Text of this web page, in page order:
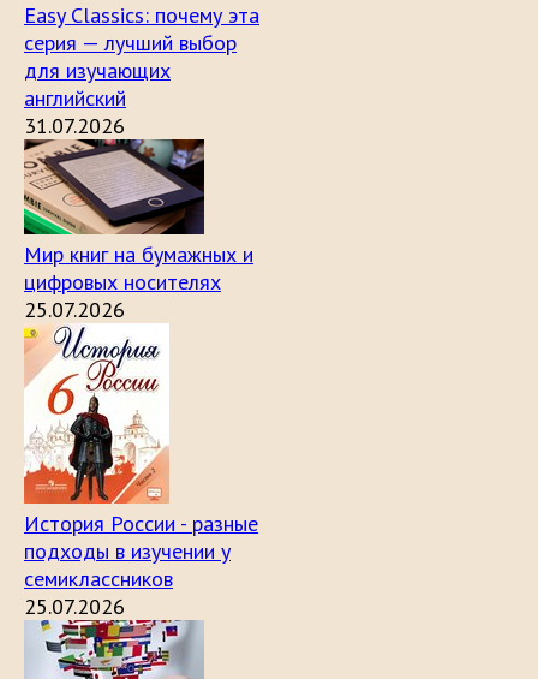
Easy Classics: почему эта
серия — лучший выбор
для изучающих
английский
31.07.2026
Мир книг на бумажных и
цифровых носителях
25.07.2026
История России - разные
подходы в изучении у
семиклассников
25.07.2026